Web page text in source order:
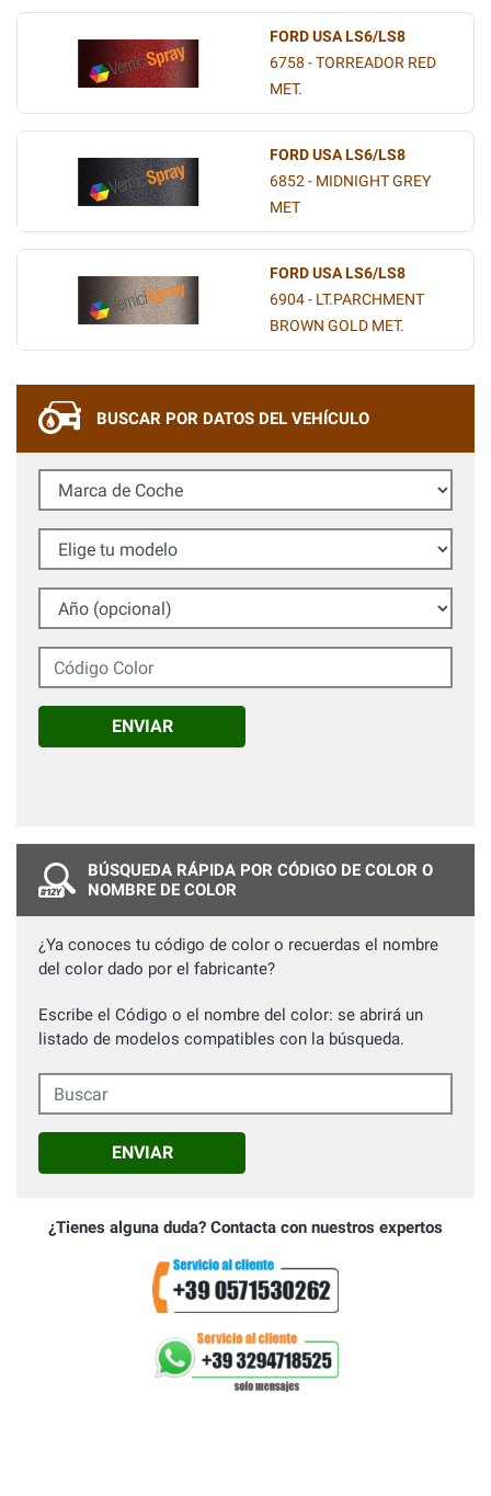
FORD USA LS6/LS8
6758 - TORREADOR RED
MET.
FORD USA LS6/LS8
6852 - MIDNIGHT GREY
MET
FORD USA LS6/LS8
6904 - LT.PARCHMENT
BROWN GOLD MET.
BUSCAR POR DATOS DEL VEHÍCULO
Marca de Coche
Elige tu modelo
Año (opcional)
Código Color
ENVIAR
BÚSQUEDA RÁPIDA POR CÓDIGO DE COLOR O
NOMBRE DE COLOR
¿Ya conoces tu código de color o recuerdas el nombre
del color dado por el fabricante?
Escribe el Código o el nombre del color: se abrirá un
listado de modelos compatibles con la búsqueda.
Buscar
ENVIAR
¿Tienes alguna duda? Contacta con nuestros expertos